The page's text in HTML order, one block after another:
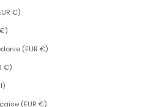
€)
(EUR €)
€)
(EUR €)